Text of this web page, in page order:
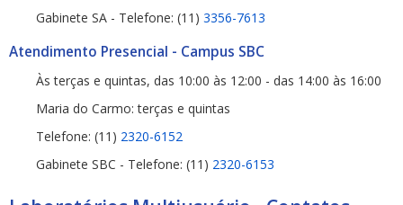
Gabinete SA - Telefone: (11) 3356-7613
Atendimento Presencial - Campus SBC
Às terças e quintas, das 10:00 às 12:00 - das 14:00 às 16:00
Maria do Carmo: terças e quintas
Telefone: (11) 2320-6152
Gabinete SBC - Telefone: (11) 2320-6153